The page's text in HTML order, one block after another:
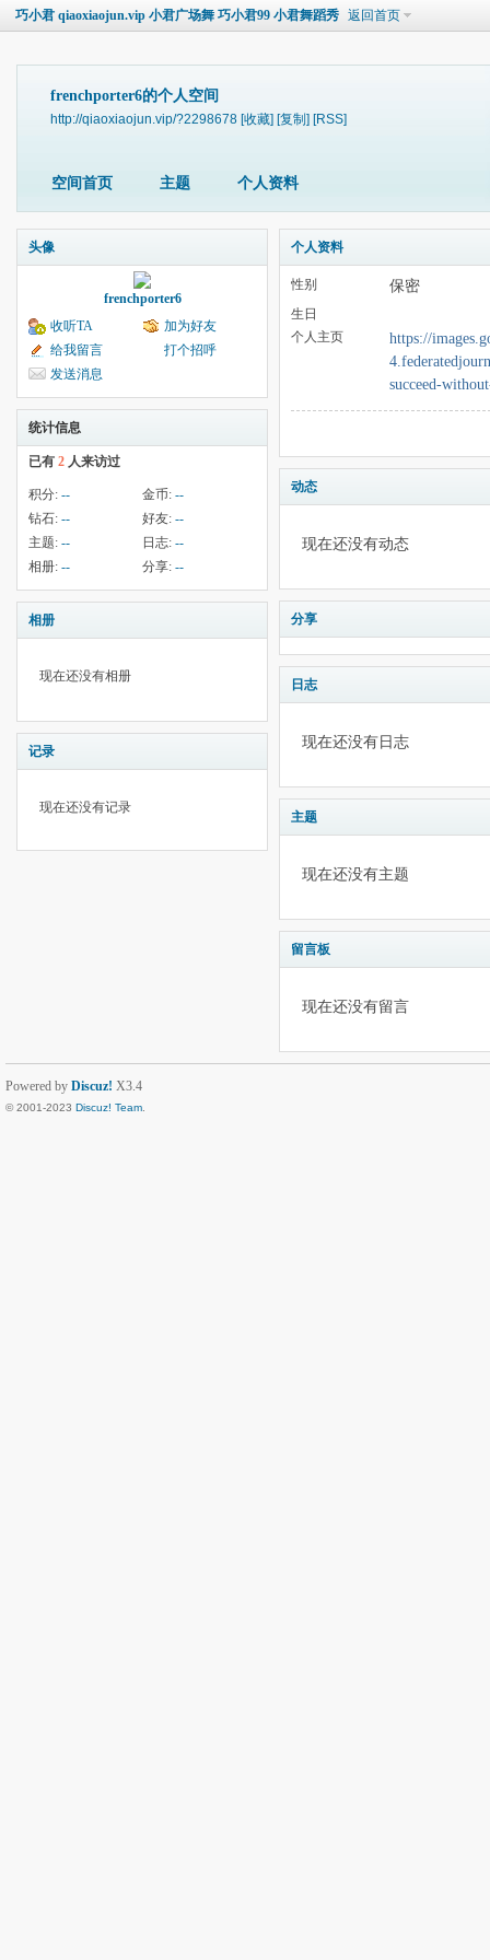
巧小君 qiaoxiaojun.vip 小君广场舞 巧小君99 小君舞蹈秀 返回首页
frenchporter6的个人空间
http://qiaoxiaojun.vip/?2298678 [收藏] [复制] [RSS]
空间首页 主题 个人资料
头像
frenchporter6
收听TA
加为好友
给我留言
打个招呼
发送消息
统计信息
已有 2 人来访过
积分: -- 金币: --
钻石: -- 好友: --
主题: -- 日志: --
相册: -- 分享: --
相册
现在还没有相册
记录
现在还没有记录
个人资料
性别 保密
生日
个人主页
https://
succeed-
动态
现在还没有动态
分享
日志
现在还没有日志
主题
现在还没有主题
留言板
现在还没有留言
Powered by Discuz! X3.4
© 2001-2023 Discuz! Team